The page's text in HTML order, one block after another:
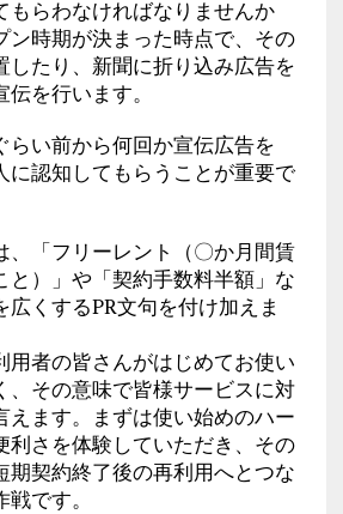
もらわなければなりませんか
ン時期が決まった時点で、その
したり、新聞に折り込み広告を
を行います。
らい前から何回か宣伝広告を
に認知してもらうことが重要で
、「フリーレント（〇か月間賃
と）」や「契約手数料半額」な
広くするPR文句を付け加えま
用者の皆さんがはじめてお使い
、その意味で皆様サービスに対
えます。まずは使い始めのハー
利さを体験していただき、その
期契約終了後の再利用へとつな
です。